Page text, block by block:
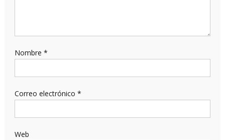
Nombre *
Correo electrónico *
Web